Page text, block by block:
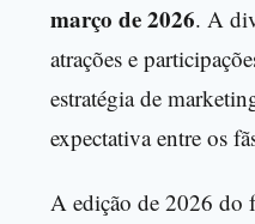
março de 2026. A
atrações e
estratégia de
expectativa entre os
A edição de 2026 do